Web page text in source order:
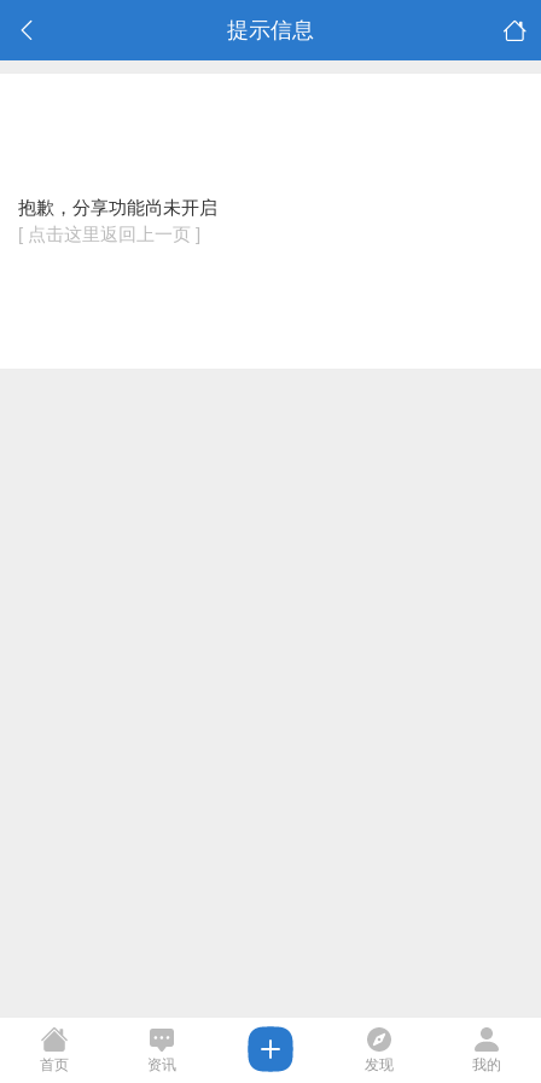
提示信息
抱歉，分享功能尚未开启
[ 点击这里返回上一页 ]
首页 资讯 发现 我的